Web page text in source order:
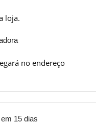
loja.
no endereço
15 dias